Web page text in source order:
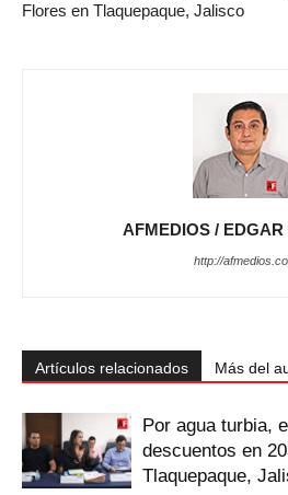
Flores en Tlaquepaque, Jalisco
AFMEDIOS /
http://
Artículos relacionados Más del
Por agua turbia,
descuentos en
Tlaquepaque,